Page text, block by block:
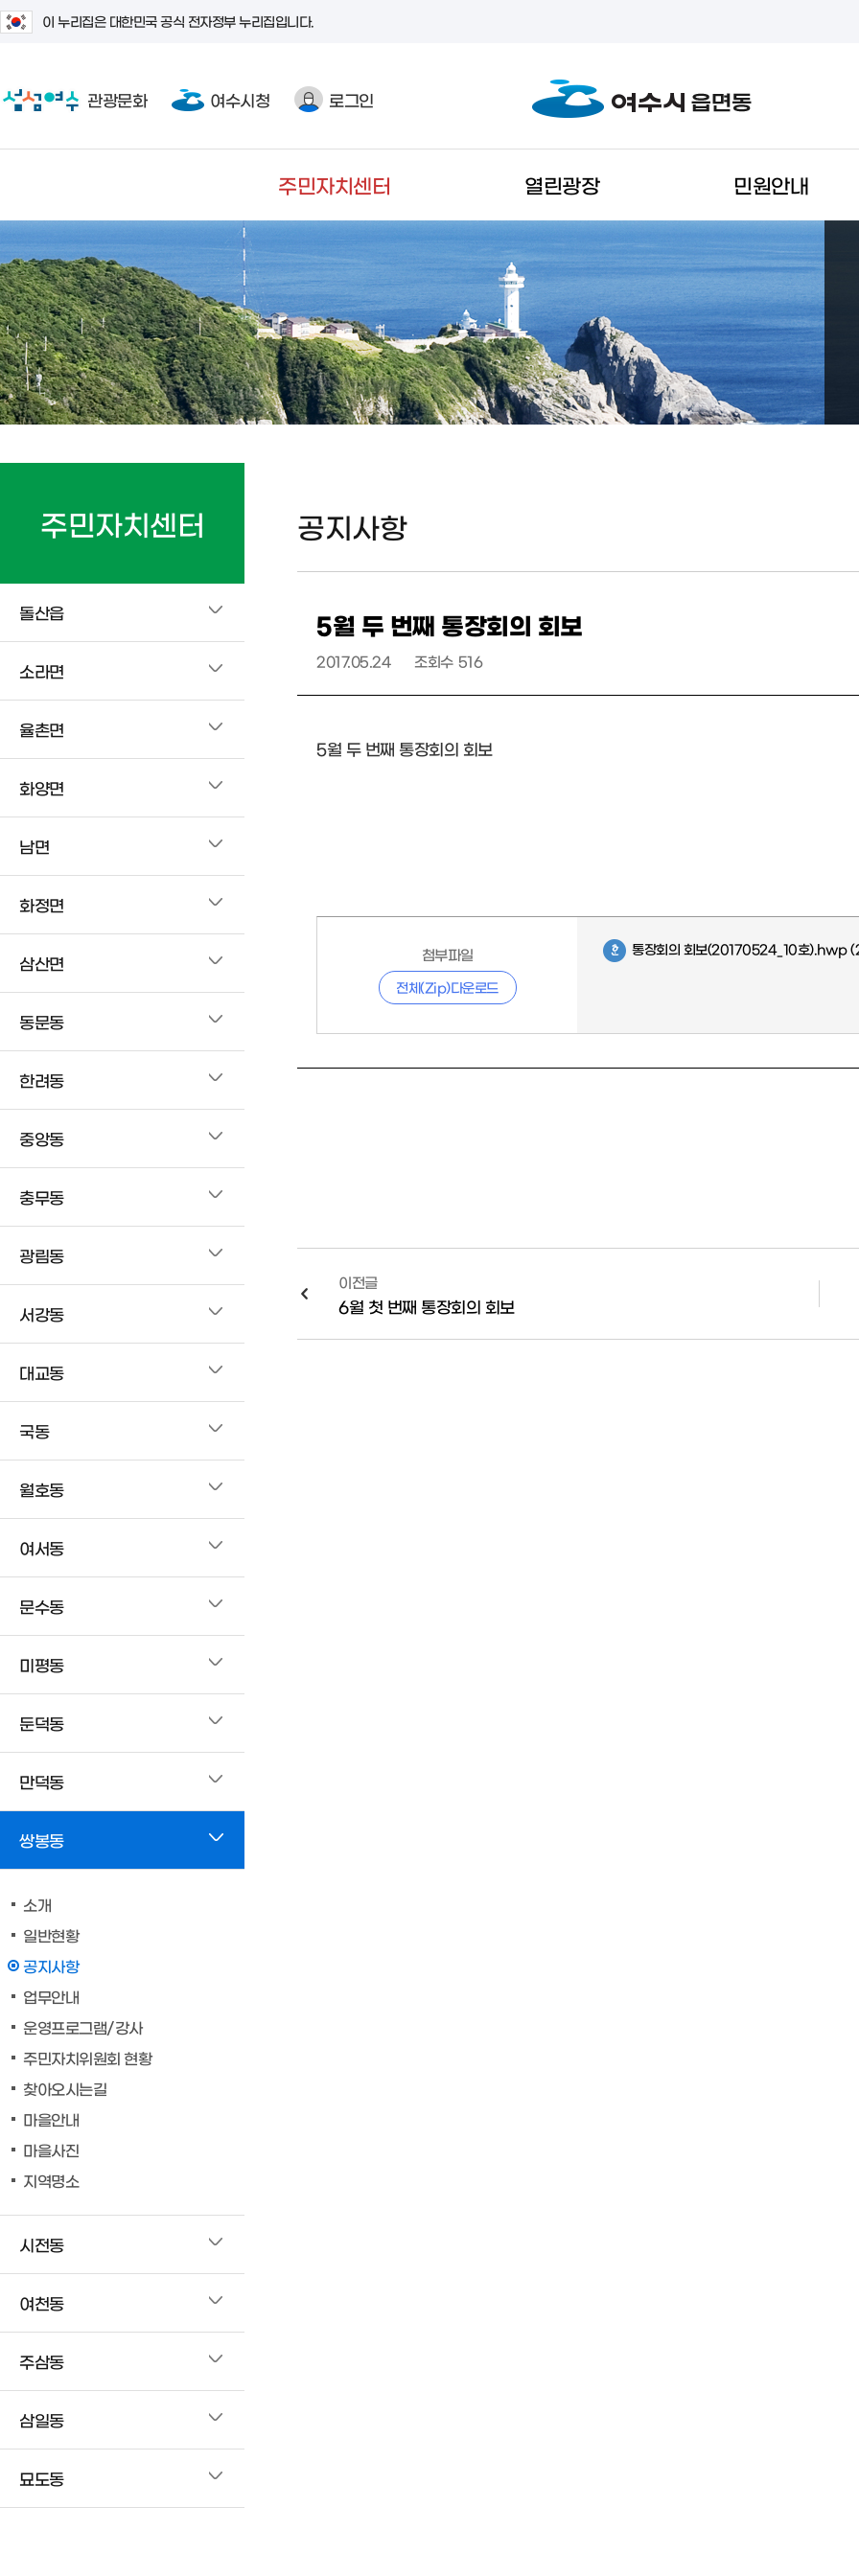
이 누리집은 대한민국 공식 전자정부 누리집입니다.
관광문화 여수시청 로그인
주민자치센터 열린광장 민원안내
주민자치센터
돌산읍
소라면
율촌면
화양면
남면
화정면
삼산면
동문동
한려동
중앙동
충무동
광림동
서강동
대교동
국동
월호동
여서동
문수동
미평동
둔덕동
만덕동
쌍봉동
소개
일반현황
공지사항
업무안내
운영프로그램/강사
주민자치위원회 현황
찾아오시는길
마을안내
마을사진
지역명소
시전동
여천동
주삼동
삼일동
묘도동
공지사항
5월 두 번째 통장회의 회보
2017.05.24 조회수 516
5월 두 번째 통장회의 회보
첨부파일
전체(Zip)다운로드
통장회의 회보(20170524_10호).hwp
이전글
6월 첫 번째 통장회의 회보